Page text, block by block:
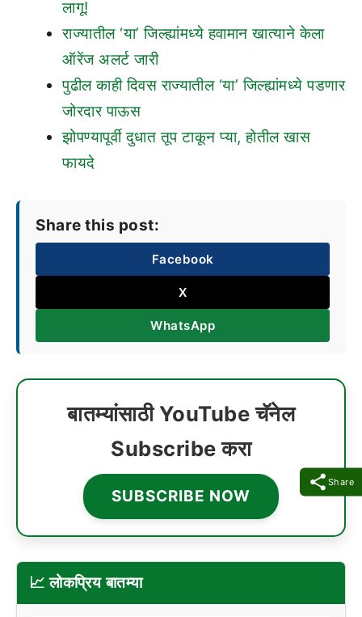
Share
लागू!
राज्यातील ‘या’ जिल्ह्यांमध्ये हवामान खात्याने केला
ऑरेंज अलर्ट जारी
पुढील काही दिवस राज्यातील ‘या’ जिल्ह्यांमध्ये पडणार
जोरदार पाऊस
झोपण्यापूर्वी दुधात तूप टाकून प्या, होतील खास
फायदे
Share this post:
Facebook
X
WhatsApp
बातम्यांसाठी YouTube चॅनेल
Subscribe करा
SUBSCRIBE NOW
📈 लोकप्रिय बातम्या